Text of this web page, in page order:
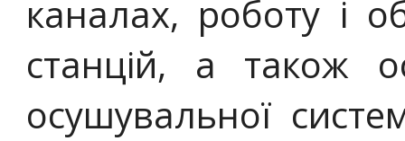
каналах, роботу і
станцій, а також
осушувальної